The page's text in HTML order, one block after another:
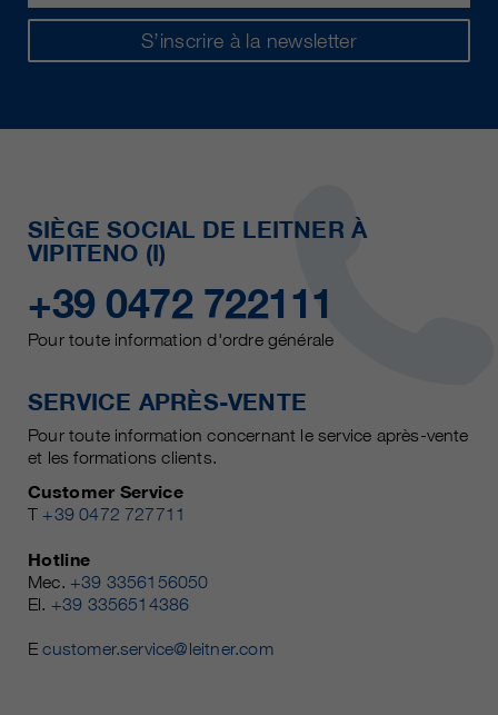
S’inscrire à la newsletter
SIÈGE SOCIAL DE LEITNER À
VIPITENO (I)
+39 0472 722111
Pour toute information d'ordre générale
SERVICE APRÈS-VENTE
Pour toute information concernant le service après-vente
et les formations clients.
Customer Service
T +39 0472 727711
Hotline
Mec. +39 3356156050
El. +39 3356514386
Ecustomer.service@leitner.com